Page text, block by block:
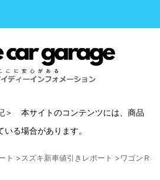
＞ 本サイトのコンテンツには、商品
る場合があります。
ト >スズキ新車値引きレポート >ワゴンＲ